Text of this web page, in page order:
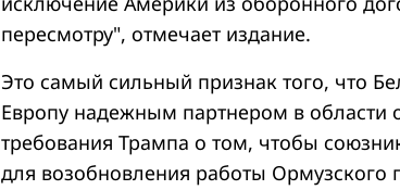
пересмотру", отмечает издание.
Это самый сильный признак того, что
Европу надежным партнером в области
требования Трампа о том, чтобы
для возобновления работы Ормузского